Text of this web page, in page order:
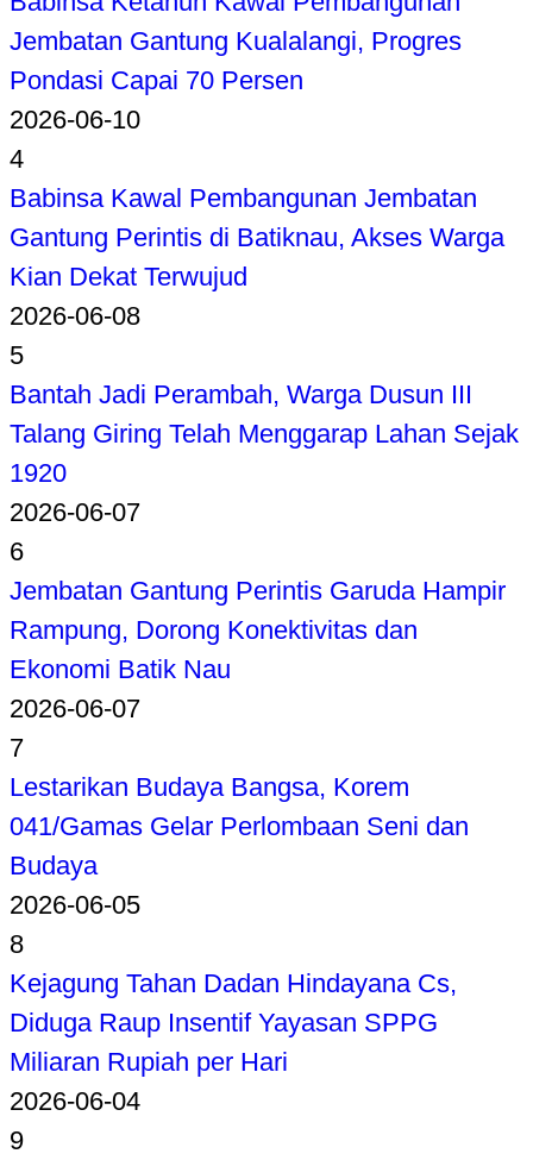
Jembatan Gantung Kualalangi, Progres
Pondasi Capai 70 Persen
2026-06-10
4
Babinsa Kawal Pembangunan Jembatan
Gantung Perintis di Batiknau, Akses Warga
Kian Dekat Terwujud
2026-06-08
5
Bantah Jadi Perambah, Warga Dusun III
Talang Giring Telah Menggarap Lahan Sejak
1920
2026-06-07
6
Jembatan Gantung Perintis Garuda Hampir
Rampung, Dorong Konektivitas dan
Ekonomi Batik Nau
2026-06-07
7
Lestarikan Budaya Bangsa, Korem
041/Gamas Gelar Perlombaan Seni dan
Budaya
2026-06-05
8
Kejagung Tahan Dadan Hindayana Cs,
Diduga Raup Insentif Yayasan SPPG
Miliaran Rupiah per Hari
2026-06-04
9